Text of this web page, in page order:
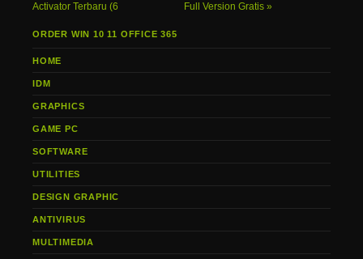
Activator Terbaru (6
Full Version Gratis
ORDER WIN 10 11 OFFICE 365
HOME
IDM
GRAPHICS
GAME PC
SOFTWARE
UTILITIES
DESIGN GRAPHIC
ANTIVIRUS
MULTIMEDIA